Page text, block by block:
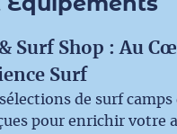
Surf Shop : Au
Surf
de surf camps
pour enrichir votre